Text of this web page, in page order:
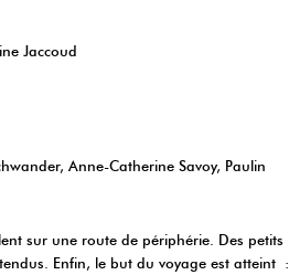
Jaccoud
Anne-Catherine Savoy, Paulin
sur une route de périphérie. Des petits
Enfin, le but du voyage est atteint :